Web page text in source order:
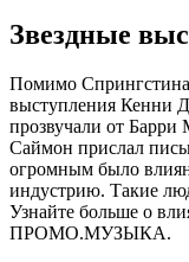
Звездные
Помимо
выступления Кенни
прозвучали от
Саймон прислал
огромным было
индустрию. Такие
Узнайте больше о
ПРОМО.МУЗЫКА.